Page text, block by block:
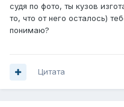
судя по фото, ты кузов
то, что от него осталось)
понимаю?
Цитата